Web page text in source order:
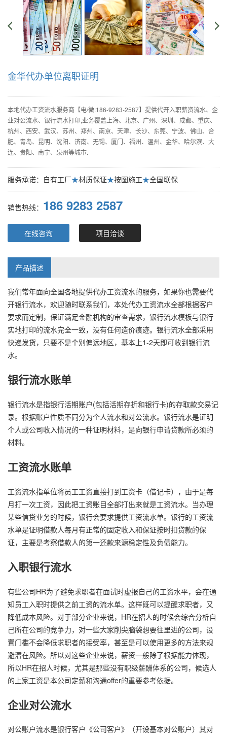
金华代办单位离职证明
本地代办工资流水服务商【电/微:186-9283-2587】提供代开入职薪资流水、企
业对公流水、银行流水打印,业务覆盖上海、北京、广州、深圳、成都、重庆、
杭州、西安、武汉、苏州、郑州、南京、天津、长沙、东莞、宁波、佛山、合
肥、青岛、昆明、沈阳、济南、无锡、厦门、福州、温州、金华、哈尔滨、大
连、贵阳、南宁、泉州等城市.
服务承诺：自有工厂★材质保证★按图施工★全国联保
销售热线： 186 9283 2587
在线咨询 项目洽谈
产品描述
我们常年面向全国各地提供代办工资流水的服务，如果你也需要代
开银行流水，欢迎随时联系我们，本处代办工资流水全部根据客户
要求而定制，保证满足金融机构的审查需求，银行流水模板与银行
实地打印的流水完全一致，没有任何造价痕迹。银行流水全部采用
快递发货，只要不是个别偏远地区，基本上1-2天即可收到银行流
水。
银行流水账单
银行流水是指银行活期账户(包括活期存折和银行卡)的存取款交易记
录。根据账户性质不同分为个人流水和对公流水。银行流水是证明
个人或公司收入情况的一种证明材料，是向银行申请贷款所必须的
材料。
工资流水账单
工资流水指单位将员工工资直接打到工资卡（借记卡），由于是每
月打一次工资，因此把工资账目全部打出来就是工资流水。当办理
某些信贷业务的时候，银行会要求提供工资流水单。银行的工资流
水单是证明借款人每月有正常的固定收入和保证按时扣贷款的保
证，主要是考察借款人的第一还款来源稳定性及负债能力。
入职银行流水
有些公司HR为了避免求职者在面试时虚报自己的工资水平，会在通
知员工入职时提供之前工资的流水单。这样既可以提醒求职者，又
降低成本风险。对于部分企业来说，HR在招人的时候会综合分析自
己所在公司的竞争力，对一些大家削尖脑袋想要往里进的公司，设
置门槛不会降低求职者的接受率，甚至是可以使用更多的方法来规
避潜在风险。所以对这些企业来说，薪资一般除了根据能力体现，
所以HR在招人时候，尤其是那些没有职级薪酬体系的公司，候选人
的上家工资是本公司定薪和沟通offer的重要参考依据。
企业对公流水
对公账户流水是银行客户《公司客户》（开设基本对公账户）其对